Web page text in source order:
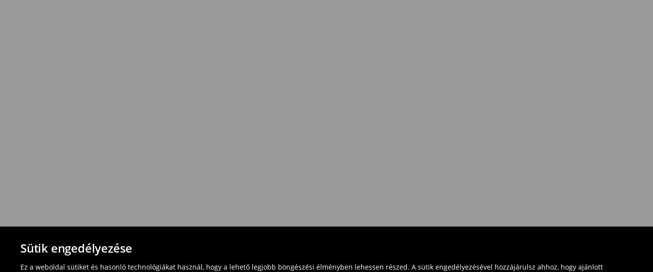
Sütik engedélyezése
Ez a weboldal sütiket és hasonló technológiákat használ, hogy a lehető legjobb böngészési élményben lehessen részed. A sütik engedélyezésével hozzájárulsz ahhoz, hogy ajánlott